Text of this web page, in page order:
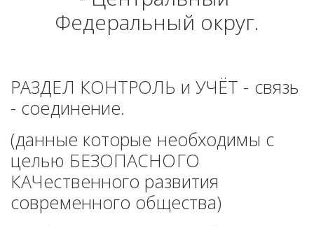
Федеральный округ.
РАЗДЕЛ КОНТРОЛЬ и УЧЁТ - связь
- соединение.
(данные которые необходимы с
целью БЕЗОПАСНОГО
КАЧественного развития
современного общества)